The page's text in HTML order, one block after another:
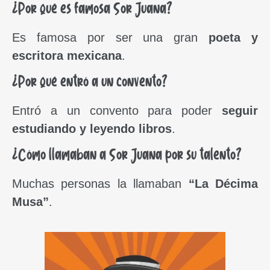
¿Por qué es famosa Sor Juana?
Es famosa por ser una gran poeta y
escritora mexicana.
¿Por qué entró a un convento?
Entró a un convento para poder seguir
estudiando y leyendo libros.
¿Cómo llamaban a Sor Juana por su talento?
Muchas personas la llamaban “La Décima
Musa”.